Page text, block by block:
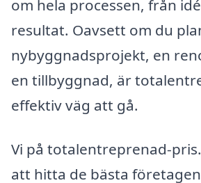
om hela processen, från
resultat. Oavsett om du
nybyggnadsprojekt, en
en tillbyggnad, är
effektiv väg att gå.
Vi på totalentreprenad-
att hitta de bästa